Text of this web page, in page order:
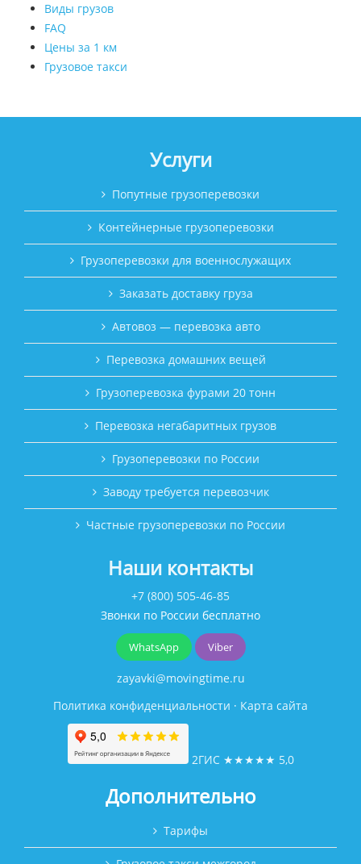
Виды грузов
FAQ
Цены за 1 км
Грузовое такси
Услуги
Попутные грузоперевозки
Контейнерные грузоперевозки
Грузоперевозки для военнослужащих
Заказать доставку груза
Автовоз — перевозка авто
Перевозка домашних вещей
Грузоперевозка фурами 20 тонн
Перевозка негабаритных грузов
Грузоперевозки по России
Заводу требуется перевозчик
Частные грузоперевозки по России
Наши контакты
+7 (800) 505-46-85
Звонки по России бесплатно
WhatsApp Viber
zayavki@movingtime.ru
Политика конфиденциальности · Карта сайта
2ГИС ★★★★★ 5,0
Дополнительно
Тарифы